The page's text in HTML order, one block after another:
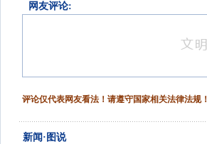
网友评论:
评论仅代表网友看法！请遵守国家相关法律法规！
新闻·图说